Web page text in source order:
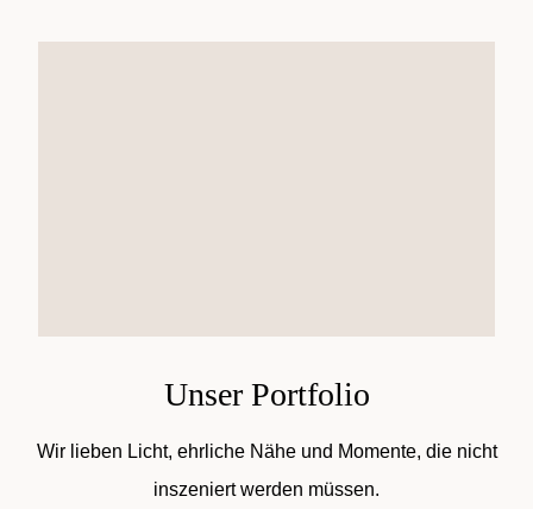
Unser Portfolio
Wir lieben Licht, ehrliche Nähe und Momente, die nicht
inszeniert werden müssen.